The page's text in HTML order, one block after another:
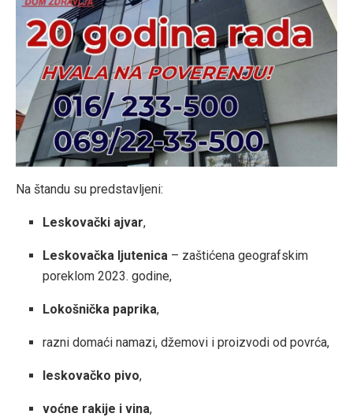
Na štandu su predstavljeni:
Leskovački ajvar,
Leskovačka ljutenica – zaštićena geografskim
poreklom 2023. godine,
Lokošnička paprika,
razni domaći namazi, džemovi i proizvodi od povrća,
leskovačko pivo,
voćne rakije i vina,